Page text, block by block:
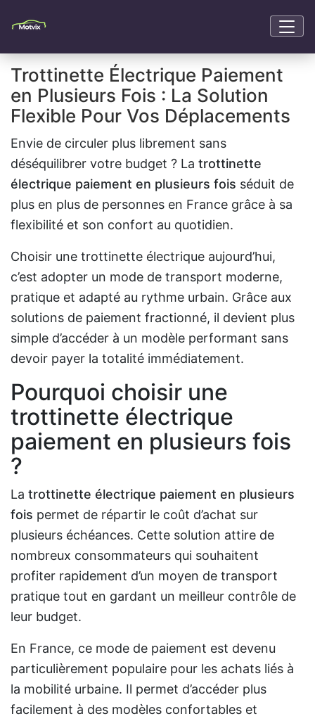
Trottinette Électrique Paiement
en Plusieurs Fois : La Solution
Flexible Pour Vos Déplacements
Envie de circuler plus librement sans
déséquilibrer votre budget ? La trottinette
électrique paiement en plusieurs fois séduit de
plus en plus de personnes en France grâce à sa
flexibilité et son confort au quotidien.
Choisir une trottinette électrique aujourd’hui,
c’est adopter un mode de transport moderne,
pratique et adapté au rythme urbain. Grâce aux
solutions de paiement fractionné, il devient plus
simple d’accéder à un modèle performant sans
devoir payer la totalité immédiatement.
Pourquoi choisir une
trottinette électrique
paiement en plusieurs fois
?
La trottinette électrique paiement en plusieurs
fois permet de répartir le coût d’achat sur
plusieurs échéances. Cette solution attire de
nombreux consommateurs qui souhaitent
profiter rapidement d’un moyen de transport
pratique tout en gardant un meilleur contrôle de
leur budget.
En France, ce mode de paiement est devenu
particulièrement populaire pour les achats liés à
la mobilité urbaine. Il permet d’accéder plus
facilement à des modèles confortables et